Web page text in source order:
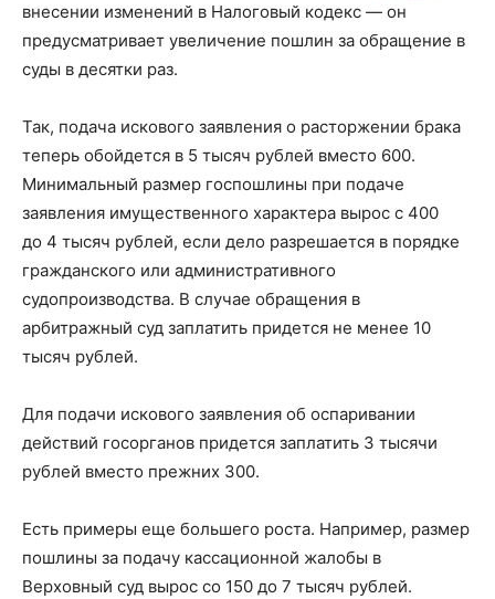
внесении изменений в Налоговый кодекс — он
предусматривает увеличение пошлин за обращение в
суды в десятки раз.
Так, подача искового заявления о расторжении брака
теперь обойдется в 5 тысяч рублей вместо 600.
Минимальный размер госпошлины при подаче
заявления имущественного характера вырос с 400
до 4 тысяч рублей, если дело разрешается в порядке
гражданского или административного
судопроизводства. В случае обращения в
арбитражный суд заплатить придется не менее 10
тысяч рублей.
Для подачи искового заявления об оспаривании
действий госорганов придется заплатить 3 тысячи
рублей вместо прежних 300.
Есть примеры еще большего роста. Например, размер
пошлины за подачу кассационной жалобы в
Верховный суд вырос со 150 до 7 тысяч рублей.